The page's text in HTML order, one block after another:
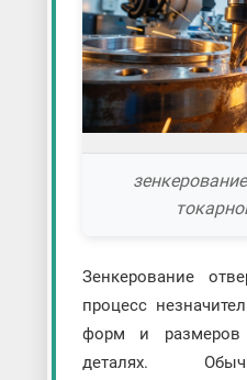
Зенкерование
процесс
форм и размеров
деталях.